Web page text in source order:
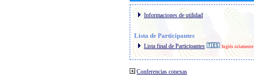
Informaciones de utilidad
Lista de Participantes
Lista final de Participantes Inglés solamente
Conferencias conexas